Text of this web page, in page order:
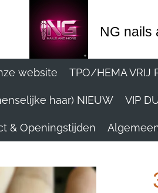
NG nails
website TPO/HEMA VRIJ
haar) NIEUW VIP
& Openingstijden